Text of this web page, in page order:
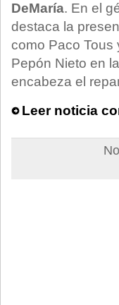
DeMaría. En el
destaca la
como Paco Tous
Pepón Nieto en
encabeza el
Leer noticia